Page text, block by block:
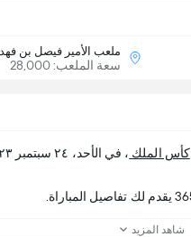
ملعب الأمير فيصل بن فهد
سعة الملعب: 28,000
كأس الملك
شاهد المزيد